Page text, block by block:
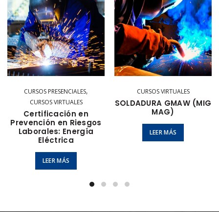
CURSOS PRESENCIALES,
CURSOS VIRTUALES
Certificación en
Prevención en Riesgos
Laborales: Energía
Eléctrica
LEER MÁS
CURSOS VIRTUALES
SOLDADURA GMAW (MIG
MAG)
LEER MÁS